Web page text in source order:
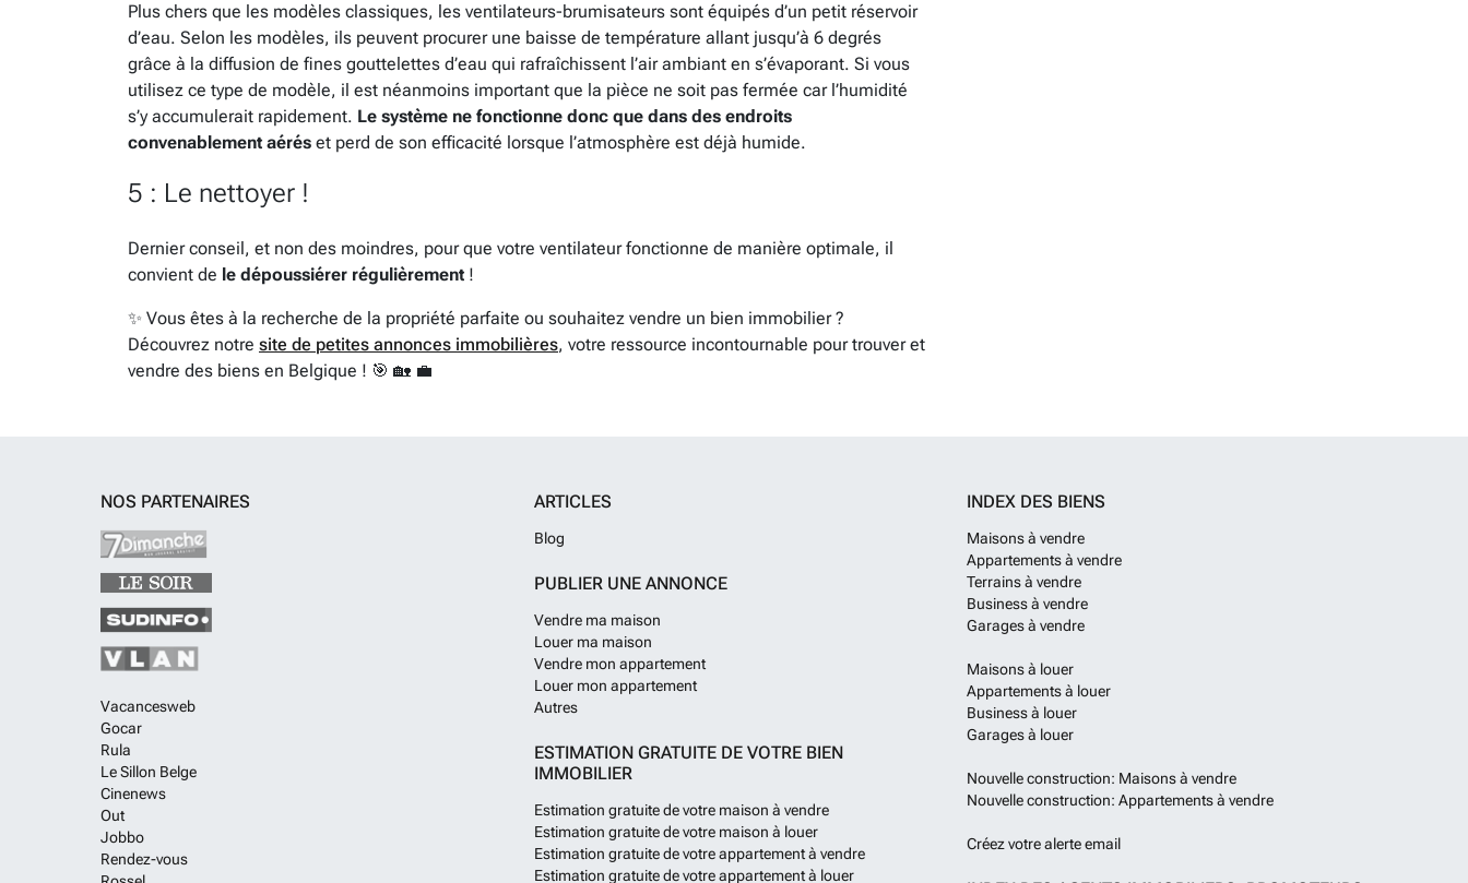
Plus chers que les modèles classiques, les ventilateurs-brumisateurs sont équipés d’un petit réservoir
d’eau. Selon les modèles, ils peuvent procurer une baisse de température allant jusqu’à 6 degrés
grâce à la diffusion de fines gouttelettes d’eau qui rafraîchissent l’air ambiant en s’évaporant. Si vous
utilisez ce type de modèle, il est néanmoins important que la pièce ne soit pas fermée car l’humidité
s’y accumulerait rapidement. Le système ne fonctionne donc que dans des endroits
convenablement aérés et perd de son efficacité lorsque l’atmosphère est déjà humide.
5 : Le nettoyer !
Dernier conseil, et non des moindres, pour que votre ventilateur fonctionne de manière optimale, il
convient de le dépoussiérer régulièrement !
✨ Vous êtes à la recherche de la propriété parfaite ou souhaitez vendre un bien immobilier ?
Découvrez notre site de petites annonces immobilières, votre ressource incontournable pour trouver et
vendre des biens en Belgique ! 🎯 🏡 💼
NOS PARTENAIRES
Vacancesweb
Gocar
Rula
Le Sillon Belge
Cinenews
Out
Jobbo
Rendez-vous
ARTICLES
Blog
PUBLIER UNE ANNONCE
Vendre ma maison
Louer ma maison
Vendre mon appartement
Louer mon appartement
Autres
ESTIMATION GRATUITE DE VOTRE BIEN
IMMOBILIER
Estimation gratuite de votre maison à vendre
Estimation gratuite de votre maison à louer
Estimation gratuite de votre appartement à vendre
Estimation gratuite de votre appartement à louer
INDEX DES BIENS
Maisons à vendre
Appartements à vendre
Terrains à vendre
Business à vendre
Garages à vendre
Maisons à louer
Appartements à louer
Business à louer
Garages à louer
Nouvelle construction: Maisons à vendre
Nouvelle construction: Appartements à vendre
Créez votre alerte email